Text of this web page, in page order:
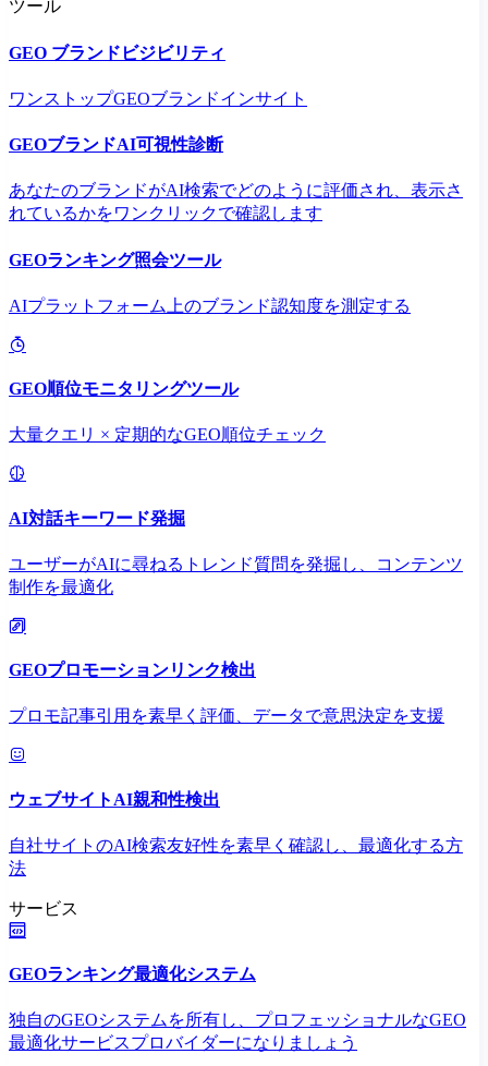
ツール
GEO ブランドビジビリティ
ワンストップGEOブランドインサイト
GEOブランドAI可視性診断
あなたのブランドがAI検索でどのように評価され、表示さ
れているかをワンクリックで確認します
GEOランキング照会ツール
AIプラットフォーム上のブランド認知度を測定する
GEO順位モニタリングツール
大量クエリ × 定期的なGEO順位チェック
AI対話キーワード発掘
ユーザーがAIに尋ねるトレンド質問を発掘し、コンテンツ
制作を最適化
GEOプロモーションリンク検出
プロモ記事引用を素早く評価、データで意思決定を支援
ウェブサイトAI親和性検出
自社サイトのAI検索友好性を素早く確認し、最適化する方
法
サービス
GEOランキング最適化システム
独自のGEOシステムを所有し、プロフェッショナルなGEO
最適化サービスプロバイダーになりましょう